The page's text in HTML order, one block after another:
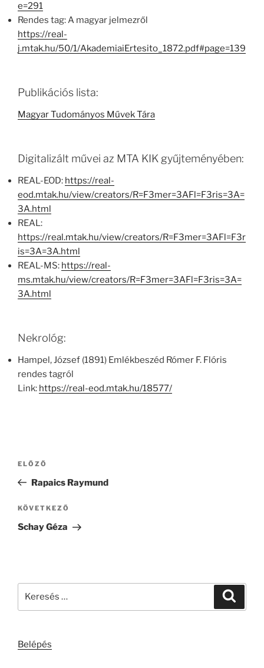
e=291
Rendes tag: A magyar jelmezről
https://real-
j.mtak.hu/50/1/AkademiaiErtesito_1872.pdf#page=139
Publikációs lista:
Magyar Tudományos Művek Tára
Digitalizált művei az MTA KIK gyűjteményében:
REAL-EOD: https://real-
eod.mtak.hu/view/creators/R=F3mer=3AFl=F3ris=3A=
3A.html
REAL:
https://real.mtak.hu/view/creators/R=F3mer=3AFl=F3r
is=3A=3A.html
REAL-MS: https://real-
ms.mtak.hu/view/creators/R=F3mer=3AFl=F3ris=3A=
3A.html
Nekrológ:
Hampel, József (1891) Emlékbeszéd Rómer F. Flóris
rendes tagról
Link: https://real-eod.mtak.hu/18577/
Bejegyzés
Korábbi
bejegyzés
ELŐZŐ
Rapaics Raymund
Következő
bejegyzés
KÖVETKEZŐ
Schay Géza
Belépés